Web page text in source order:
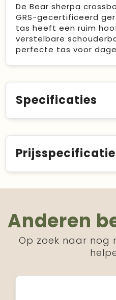
De Bear sherpa
GRS-gecertificeerd
tas heeft een ruim
verstelbare
perfecte tas voor
Specificaties
Anderen
Op zoek naar nog